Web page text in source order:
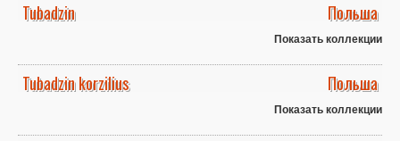
Tubadzin Польша
Показать коллекции
Tubadzin korzilius Польша
Показать коллекции